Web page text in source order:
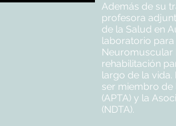
Además de su
profesora
de la Salud en
laboratorio
Neuromuscular
rehabilitación
largo de la vida.
ser miembro de
(APTA) y la
(NDTA).